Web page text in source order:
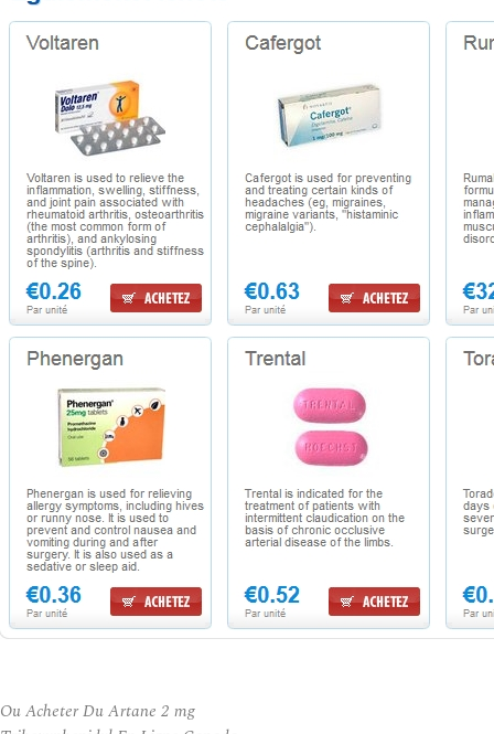
Ou Acheter Du Artane 2 mg